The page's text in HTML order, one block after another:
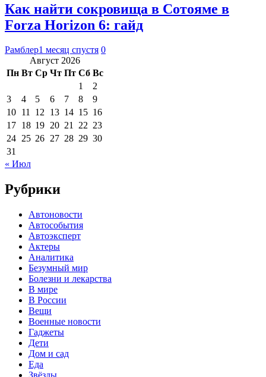
Как найти сокровища в Сотояме в
Forza Horizon 6: гайд
Рамблер1 месяц спустя 0
Август 2026
Пн Вт Ср Чт Пт Сб Вс
1
2
3
4 5 6 7 8
9
10 11 12 13 14 15 16
17 18 19 20 21 22 23
24 25 26 27 28 29 30
31
« Июл
Рубрики
Автоновости
Автособытия
Автоэксперт
Актеры
Аналитика
Безумный мир
Болезни и лекарства
В мире
В России
Вещи
Военные новости
Гаджеты
Дети
Дом и сад
Еда